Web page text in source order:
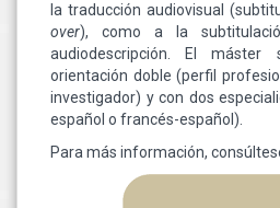
la traducción audiovisual
over), como a la
audiodescripción. El
orientación doble (perfil
investigador) y con dos
español o francés-español).
Para más información,